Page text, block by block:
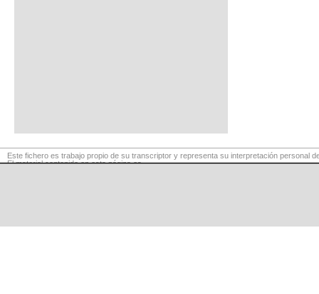
Este fichero es trabajo propio de su transcriptor y representa su interpretación personal
El material contenido en esta página es